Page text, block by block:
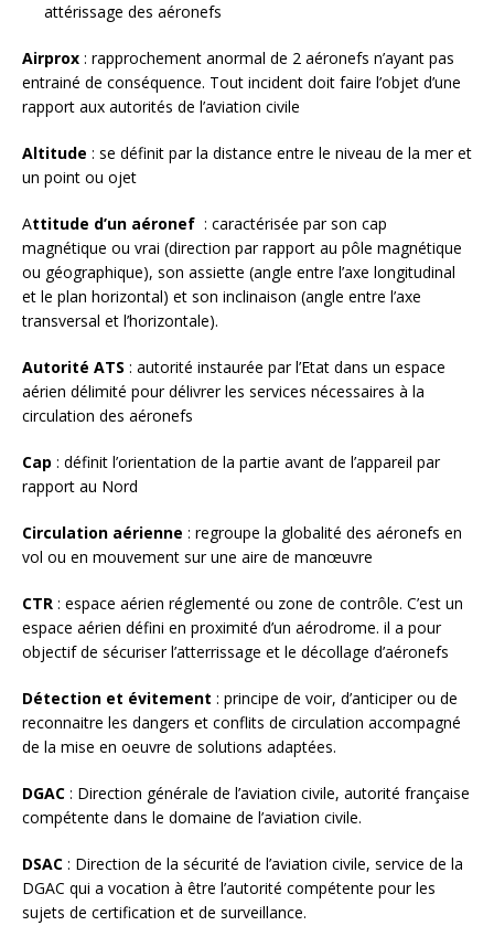
attérissage des aéronefs
Airprox : rapprochement anormal de 2 aéronefs n’ayant pas
entrainé de conséquence. Tout incident doit faire l’objet d’une
rapport aux autorités de l’aviation civile
Altitude : se définit par la distance entre le niveau de la mer et
un point ou ojet
Attitude d’un aéronef : caractérisée par son cap
magnétique ou vrai (direction par rapport au pôle magnétique
ou géographique), son assiette (angle entre l’axe longitudinal
et le plan horizontal) et son inclinaison (angle entre l’axe
transversal et l’horizontale).
Autorité ATS : autorité instaurée par l’Etat dans un espace
aérien délimité pour délivrer les services nécessaires à la
circulation des aéronefs
Cap : définit l’orientation de la partie avant de l’appareil par
rapport au Nord
Circulation aérienne : regroupe la globalité des aéronefs en
vol ou en mouvement sur une aire de manœuvre
CTR : espace aérien réglementé ou zone de contrôle. C’est un
espace aérien défini en proximité d’un aérodrome. il a pour
objectif de sécuriser l’atterrissage et le décollage d’aéronefs
Détection et évitement : principe de voir, d’anticiper ou de
reconnaitre les dangers et conflits de circulation accompagné
de la mise en oeuvre de solutions adaptées.
DGAC : Direction générale de l’aviation civile, autorité française
compétente dans le domaine de l’aviation civile.
DSAC : Direction de la sécurité de l’aviation civile, service de la
DGAC qui a vocation à être l’autorité compétente pour les
sujets de certification et de surveillance.